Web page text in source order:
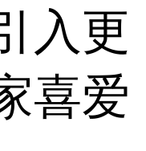
入更
喜爱